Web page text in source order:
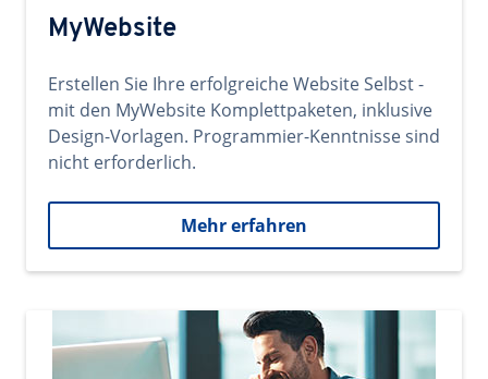
MyWebsite
Erstellen Sie Ihre erfolgreiche Website Selbst -
mit den MyWebsite Komplettpaketen, inklusive
Design-Vorlagen. Programmier-Kenntnisse sind
nicht erforderlich.
Mehr erfahren